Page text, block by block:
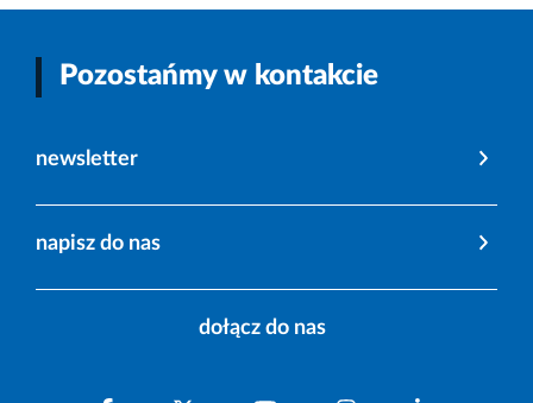
Pozostańmy w kontakcie
newsletter
napisz do nas
dołącz do nas